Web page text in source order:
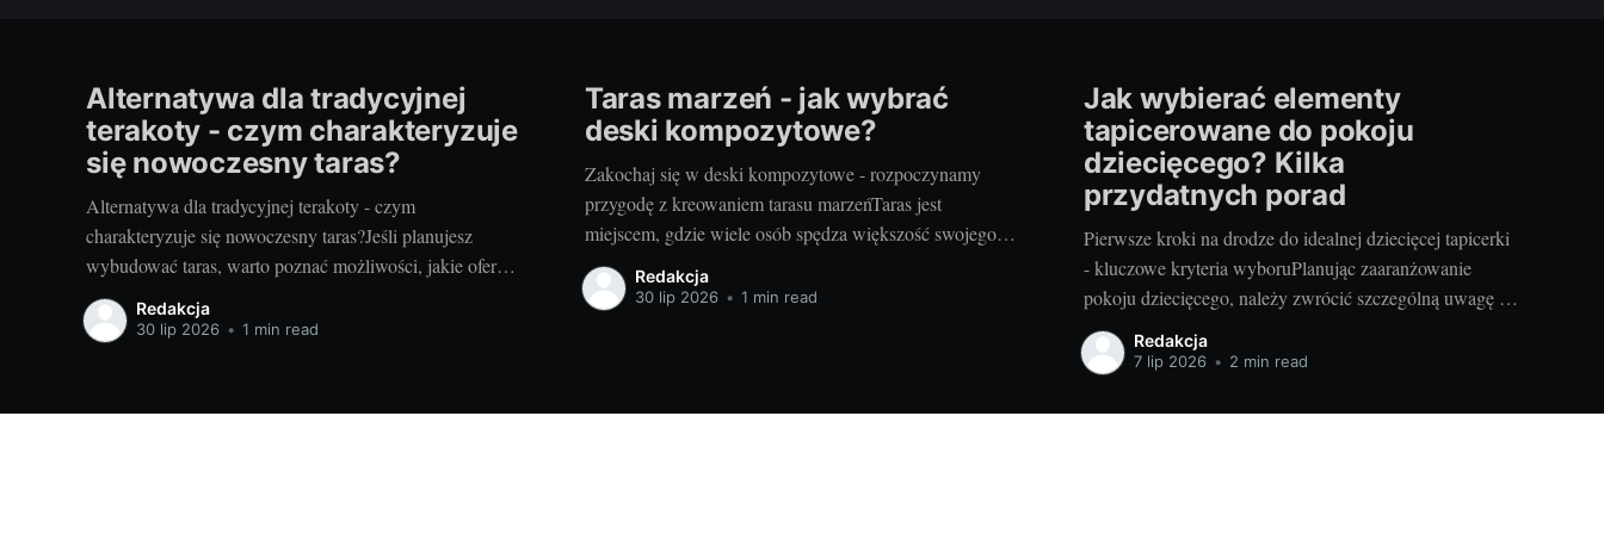
Alternatywa dla tradycyjnej
terakoty - czym charakteryzuje
się nowoczesny taras?
Alternatywa dla tradycyjnej terakoty - czym
charakteryzuje się nowoczesny taras?Jeśli planujesz
wybudować taras, warto poznać możliwości, jakie oferują
nowoczesne rozwiązania. Można przecież zdecydować
się na coś więcej niż tylko tradycyjną terakotę. Ale jak
warto
Redakcja
30 lip 2026 • 1 min read
Taras marzeń - jak wybrać
deski kompozytowe?
Zakochaj się w deski kompozytowe - rozpoczynamy
przygodę z kreowaniem tarasu marzeńTaras jest
miejscem, gdzie wiele osób spędza większość swojego
wolnego czasu, zwłaszcza w okresie wiosenno-letnim.
Zarówno letnie, słoneczne dni, jak i chłodniejsze,
Redakcja
30 lip 2026 • 1 min read
Jak wybierać elementy
tapicerowane do pokoju
dziecięcego? Kilka
przydatnych porad
Pierwsze kroki na drodze do idealnej dziecięcej tapicerki
- kluczowe kryteria wyboruPlanując zaaranżowanie
pokoju dziecięcego, należy zwrócić szczególną uwagę na
wybór odpowiednich elementów tapicerowanych. Są one
nie tylko ważnym elementem stylistycznym, ale również
Przemyślany wybór tych elementów stanowi podstawę
Redakcja
7 lip 2026 • 2 min read